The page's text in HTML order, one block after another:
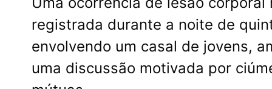
registrada durante a noite de
envolvendo um casal de jovens,
uma discussão motivada por